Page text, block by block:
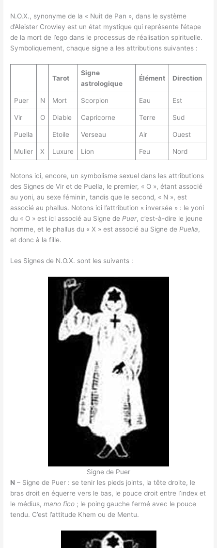
N.O.X., synonyme de la « Nuit de Pan », dans le système
d’Aleister Crowley est un état mystique qui représente l’étape
de la mort de l’ego dans le processus de réalisation spirituelle.
Symboliquement, chaque signe a les attributions suivantes :
Tarot
Signe
astrologique
Élément Direction
Puer N Mort Scorpion Eau Est
Vir O Diable Capricorne Terre Sud
Puella Etoile Verseau Air Ouest
Mulier X Luxure Lion Feu Nord
Notons ici, encore, un symbolisme sexuel dans les attributions
des Signes de Vir et de Puella, le premier, « O », étant associé
au yoni, au sexe féminin, tandis que le second, « N », est
associé au phallus. Notons ici l’attribution « inversée » : le yoni
du « O » est ici associé au Signe de Puer, c’est-à-dire le jeune
homme, et le phallus du « X » est associé au Signe de Puella,
et donc à la fille.
Les Signes de N.O.X. sont les suivants :
Signe de Puer
N – Signe de Puer : se tenir les pieds joints, la tête droite, le
bras droit en équerre vers le bas, le pouce droit entre l’index et
le médius,mano fico ; le poing gauche fermé avec le pouce
tendu. C’est l’attitude Khem ou de Mentu.